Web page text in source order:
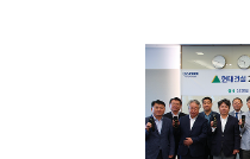
S
T
R
U